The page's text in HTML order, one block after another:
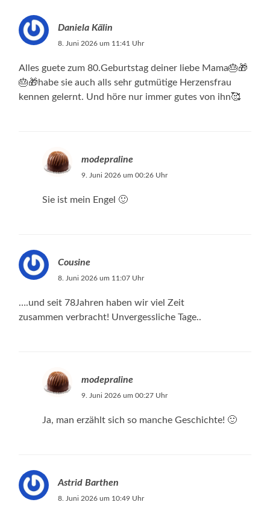
Daniela Kälin
8. Juni 2026 um 11:41 Uhr
Alles guete zum 80.Geburtstag deiner liebe Mama🎂🎁
🎂🎁habe sie auch alls sehr gutmütige Herzensfrau
kennen gelernt. Und höre nur immer gutes von ihn🥰
modepraline
9. Juni 2026 um 00:26 Uhr
Sie ist mein Engel 🙂
Cousine
8. Juni 2026 um 11:07 Uhr
….und seit 78Jahren haben wir viel Zeit
zusammen verbracht! Unvergessliche Tage..
modepraline
9. Juni 2026 um 00:27 Uhr
Ja, man erzählt sich so manche Geschichte! 🙂
Astrid Barthen
8. Juni 2026 um 10:49 Uhr